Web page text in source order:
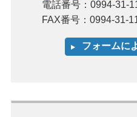
電話番号：0994-31-
FAX番号：0994-31-